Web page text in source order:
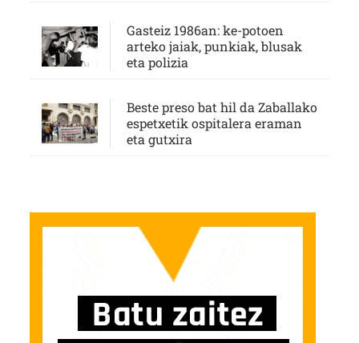
Gasteiz 1986an: ke-potoen
arteko jaiak, punkiak, blusak
eta polizia
Beste preso bat hil da Zaballako
espetxetik ospitalera eraman
eta gutxira